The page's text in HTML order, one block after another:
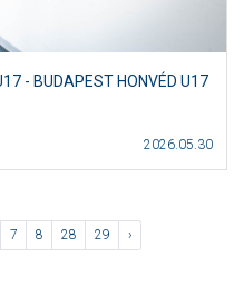
- BUDAPEST HONVÉD U17
2026.05.30
7 8 28 29 ›